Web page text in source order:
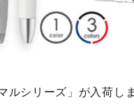
ルシリーズ」が入荷し